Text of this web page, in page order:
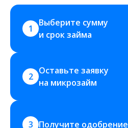
1
Выберите сумму
и срок займа
2
Оставьте заявку
на микрозайм
3 Получите одобрение